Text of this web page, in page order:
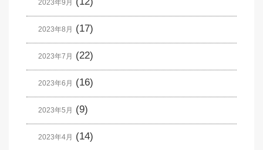
2023年9月
2023年8月 (17)
2023年7月 (22)
2023年6月 (16)
2023年5月 (9)
2023年4月 (14)